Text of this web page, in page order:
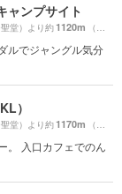
ャンプサイト
堂）より約1120m （徒歩19分）
ルでジャングル気分
）
堂）より約1170m （徒歩20分）
。 入口カフェでのん